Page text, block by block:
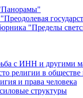
"Пределы
с ИНН и другими
религии в обществе
и права человека
структуры